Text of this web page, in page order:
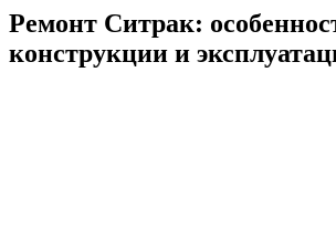
Ремонт Ситрак​:
конструкции и